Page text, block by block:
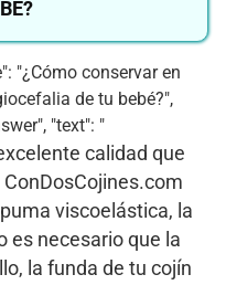
"¿Cómo conservar en
de tu bebé?",
"text": "
calidad que
viscoelástica, la
es necesario que la
la funda de tu cojín